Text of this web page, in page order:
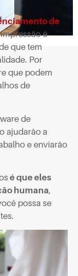
de
é
que tem
Por
que podem
de
de
ajudarão a
e enviarão
é que eles
humana,
possa se